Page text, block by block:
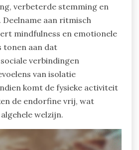
verbeterde stemming en
aan ritmisch
mindfulness en emotionele
tonen aan dat
verbindingen
van isolatie
komt de fysieke activiteit
de endorfine vrij, wat
welzijn.